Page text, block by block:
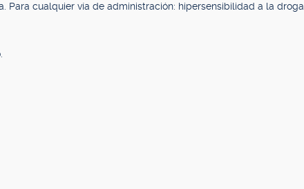
Para cualquier vía de administración: hipersensibilidad a la droga.